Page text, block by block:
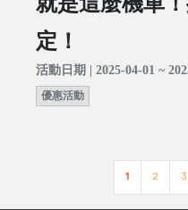
定！
活動日期 | 2025-04-01 ~
優惠活動
1 2 3